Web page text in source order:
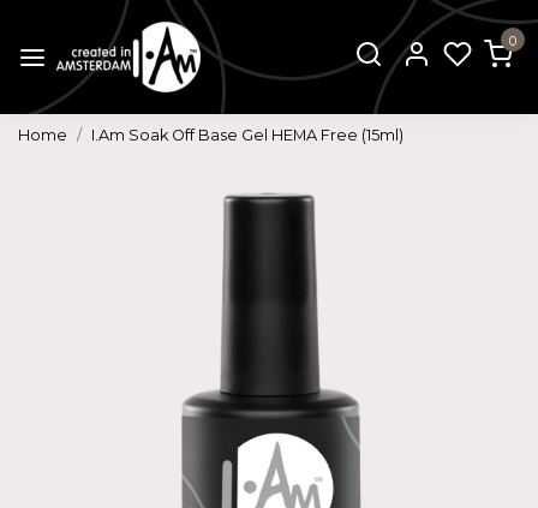
0
Home I.Am Soak Off Base Gel HEMA Free (15ml)